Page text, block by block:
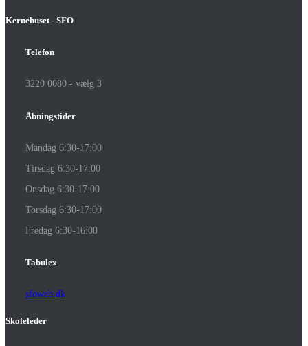
Kernehuset - SFO
Telefon
3220 0080 - vælg 3
Åbningstider
Mandag 6:30-17:00
Tirsdag 6:30-17:00
Onsdag 6:30-17:00
Torsdag 6:30-17:00
Fredag 6:30-16:00
Tabulex
sfoweb.dk
Skoleleder